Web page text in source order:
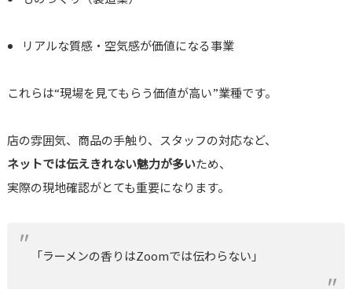
リアルな質感・空気感が価値になる事業
これらは“現場を見てもらう価値が高い”業種です。
店の雰囲気、商品の手触り、スタッフの対応など、
ネットでは伝えきれない魅力が多いため、
実際の現地確認がとても重要になります。
「ラーメンの香りはZoomでは伝わらない」